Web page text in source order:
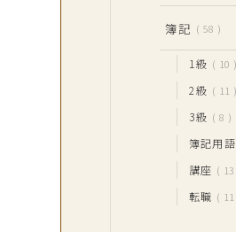
簿記 58
1級 10
2級 11
3級 8
簿記用語
講座 13
転職 11